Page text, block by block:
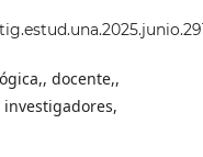
docente,,